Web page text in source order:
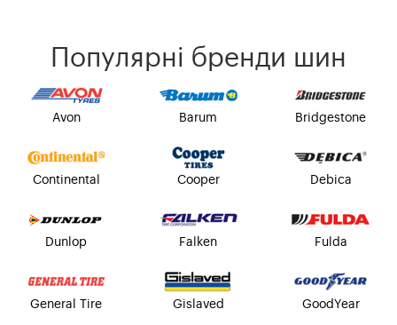
Популярні бренди шин
Avon Barum Bridgestone
Continental Cooper Debica
Dunlop Falken Fulda
General Tire Gislaved GoodYear